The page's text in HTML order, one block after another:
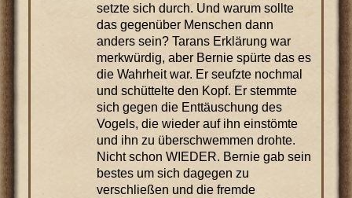
setzte sich durch. Und warum sollte
das gegenüber Menschen dann
anders sein? Tarans Erklärung war
merkwürdig, aber Bernie spürte das es
die Wahrheit war. Er seufzte nochmal
und schüttelte den Kopf. Er stemmte
sich gegen die Enttäuschung des
Vogels, die wieder auf ihn einstömte
und ihn zu überschwemmen drohte.
Nicht schon WIEDER. Bernie gab sein
bestes um sich dagegen zu
verschließen und die fremde